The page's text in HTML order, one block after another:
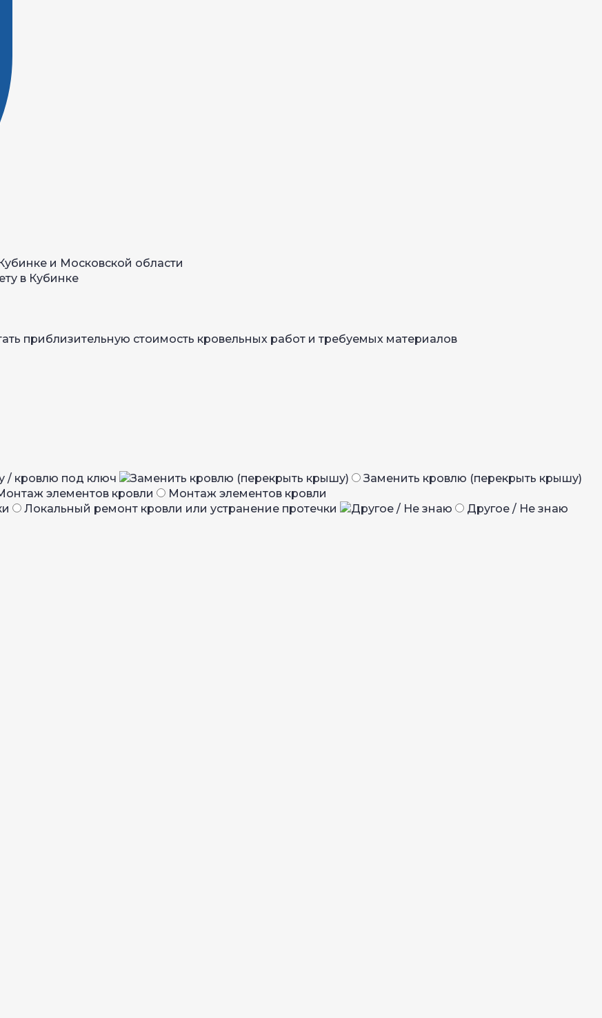
и Московской области
в Кубинке
приблизительную стоимость кровельных работ и требуемых материалов
/ кровлю под ключ
Заменить кровлю (перекрыть крышу)
Монтаж элементов кровли
Локальный ремонт кровли или устранение протечки
Другое / Не знаю